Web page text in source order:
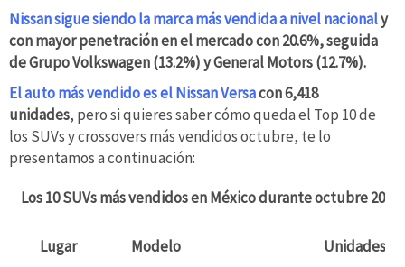
Nissan sigue siendo la marca más vendida a nivel nacionaly
con mayor penetración en el mercado con 20.6%, seguida
de Grupo Volkswagen (13.2%) y General Motors (12.7%).
El auto más vendido es el Nissan Versacon 6,418
unidades, pero si quieres saber cómo queda el Top 10 de
los SUVs y crossovers más vendidos octubre, te lo
presentamos a continuación:
Los 10 SUVs más vendidos en México durante octubre 2021
Lugar Modelo Unidades